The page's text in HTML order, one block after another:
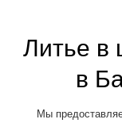
Литье
в
Мы